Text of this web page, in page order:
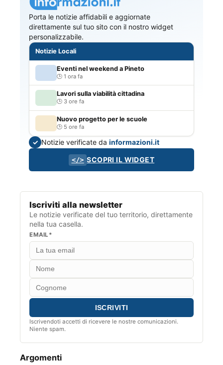
Porta le notizie affidabili e aggiornate
direttamente sul tuo sito con il nostro widget
personalizzabile.
Notizie Locali
Eventi nel weekend a Pineto
1 ora fa
Lavori sulla viabilità cittadina
3 ore fa
Nuovo progetto per le scuole
5 ore fa
✓ Notizie verificate dainformazioni.it
</> SCOPRI IL WIDGET
Iscriviti alla newsletter
Le notizie verificate del tuo territorio, direttamente
nella tua casella.
EMAIL*
Iscrivendoti accetti di ricevere le nostre comunicazioni.
Niente spam.
Argomenti